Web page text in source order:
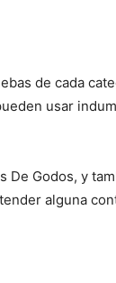
de cada
usar
De Godos, y
alguna